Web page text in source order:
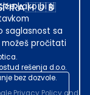
rešenja d.o.o.
bez dozvole.
kako bi ti
saglasnost sa
možeš pročitati